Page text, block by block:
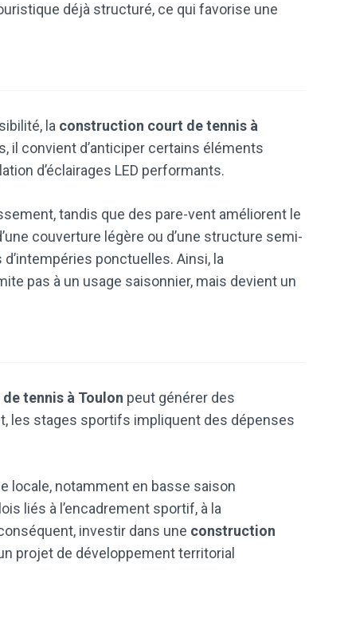
déjà structuré, ce qui favorise une
la construction court de tennis à
il convient d’anticiper certains éléments
d’éclairages LED performants.
tandis que des pare-vent améliorent le
couverture légère ou d’une structure semi-
ponctuelles. Ainsi, la
pas à un usage saisonnier, mais devient un
tennis à Toulon peut générer des
les stages sportifs impliquent des dépenses
locale, notamment en basse saison
liés à l’encadrement sportif, à la
investir dans une construction
projet de développement territorial